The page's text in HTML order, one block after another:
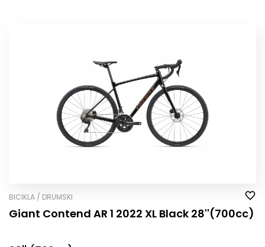
BICIKLA / DRUMSKI
Giant Contend AR 1 2022 XL Black 28''(700cc)